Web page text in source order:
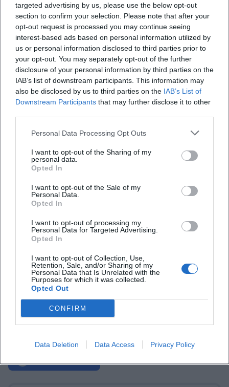
targeted advertising by us, please use the below opt-out
section to confirm your selection. Please note that after your
opt-out request is processed you may continue seeing
interest-based ads based on personal information utilized by
us or personal information disclosed to third parties prior to
your opt-out. You may separately opt-out of the further
disclosure of your personal information by third parties on the
IAB’s list of downstream participants. This information may
also be disclosed by us to third parties on the IAB’s List of
Downstream Participants that may further disclose it to other
Personal Data Processing Opt Outs
I want to opt-out of the Sharing of my
personal data.
Opted In
I want to opt-out of the Sale of my
Personal Data.
Opted In
I want to opt-out of processing my
Personal Data for Targeted Advertising.
Opted In
I want to opt-out of Collection, Use,
Retention, Sale, and/or Sharing of my
Personal Data that Is Unrelated with the
Purposes for which it was collected.
Opted Out
CONFIRM
Data Deletion Data Access Privacy Policy
Wie viel kostet der Eintritt?
Ist der Veranstaltungsort barrierefrei zugänglich?
Findet die Veranstaltung drinnen oder draußen
statt?